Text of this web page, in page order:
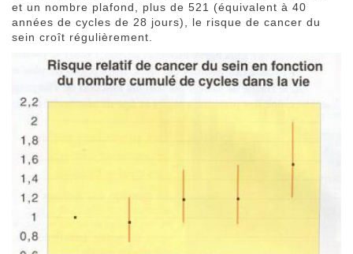
et un nombre plafond, plus de 521 (équivalent à 40
années de cycles de 28 jours), le risque de cancer du
sein croît régulièrement.